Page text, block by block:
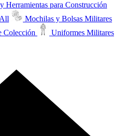
Herramientas para Construcción
Mochilas y Bolsas Militares
Colección
Uniformes Militares